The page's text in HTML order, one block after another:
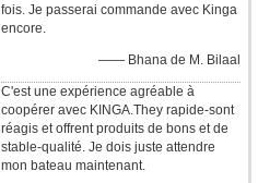
fois. Je passerai commande avec Kinga
encore.
—— Bhana de M. Bilaal
C'est une expérience agréable à
coopérer avec KINGA.They rapide-sont
réagis et offrent produits de bons et de
stable-qualité. Je dois juste attendre
mon bateau maintenant.